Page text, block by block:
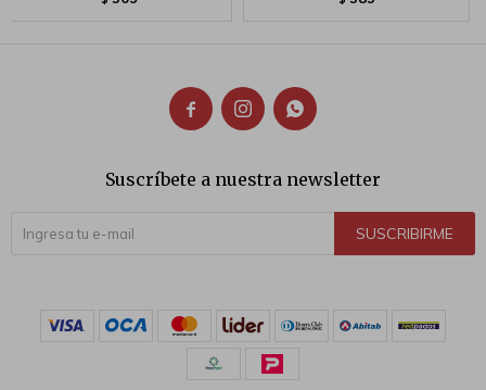
  
Suscríbete a nuestra newsletter
SUSCRIBIRME